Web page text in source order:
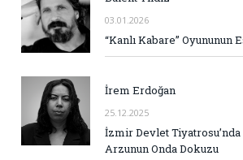
03.01.2026
“Kanlı Kabare” Oyununun
İrem Erdoğan
25.12.2025
İzmir Devlet
Arzunun Onda Dokuzu